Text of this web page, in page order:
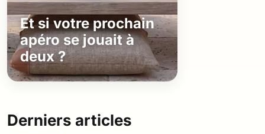
Et si votre prochain
apéro se jouait à
deux ?
Derniers articles